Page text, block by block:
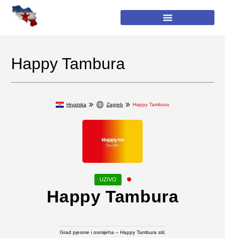
Happy Tambura
Hrvatska Zagreb Happy Tambura
Happy Tambura
Grad pjesme i osmijeha – Happy Tambura stil.